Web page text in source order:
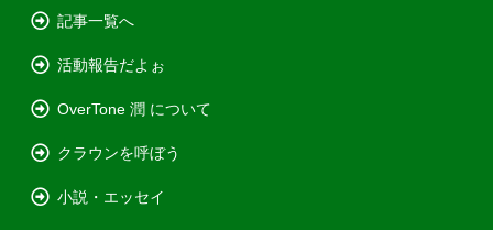
記事一覧へ
活動報告だよぉ
OverTone 潤 について
クラウンを呼ぼう
小説・エッセイ